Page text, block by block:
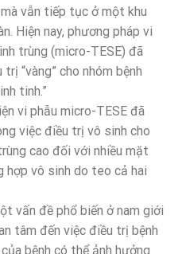
vẫn tiếp tục ở một khu
Hiện nay, phương pháp vi
trùng (micro-TESE) đã
“vàng” cho nhóm bệnh
tinh.”
vi phẫu micro-TESE đã
việc điều trị vô sinh cho
cao đối với nhiều mặt
hợp vô sinh do teo cả hai
vấn đề phổ biến ở nam giới
tâm đến việc điều trị bệnh
bệnh có thể ảnh hưởng